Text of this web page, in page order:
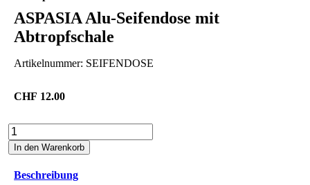
ASPASIA Alu-Seifendose mit
Abtropfschale
Artikelnummer: SEIFENDOSE
CHF 12.00
ASPASIA
Alu-
Seifendose
Abtropfschale
In den Warenkorb
Beschreibung